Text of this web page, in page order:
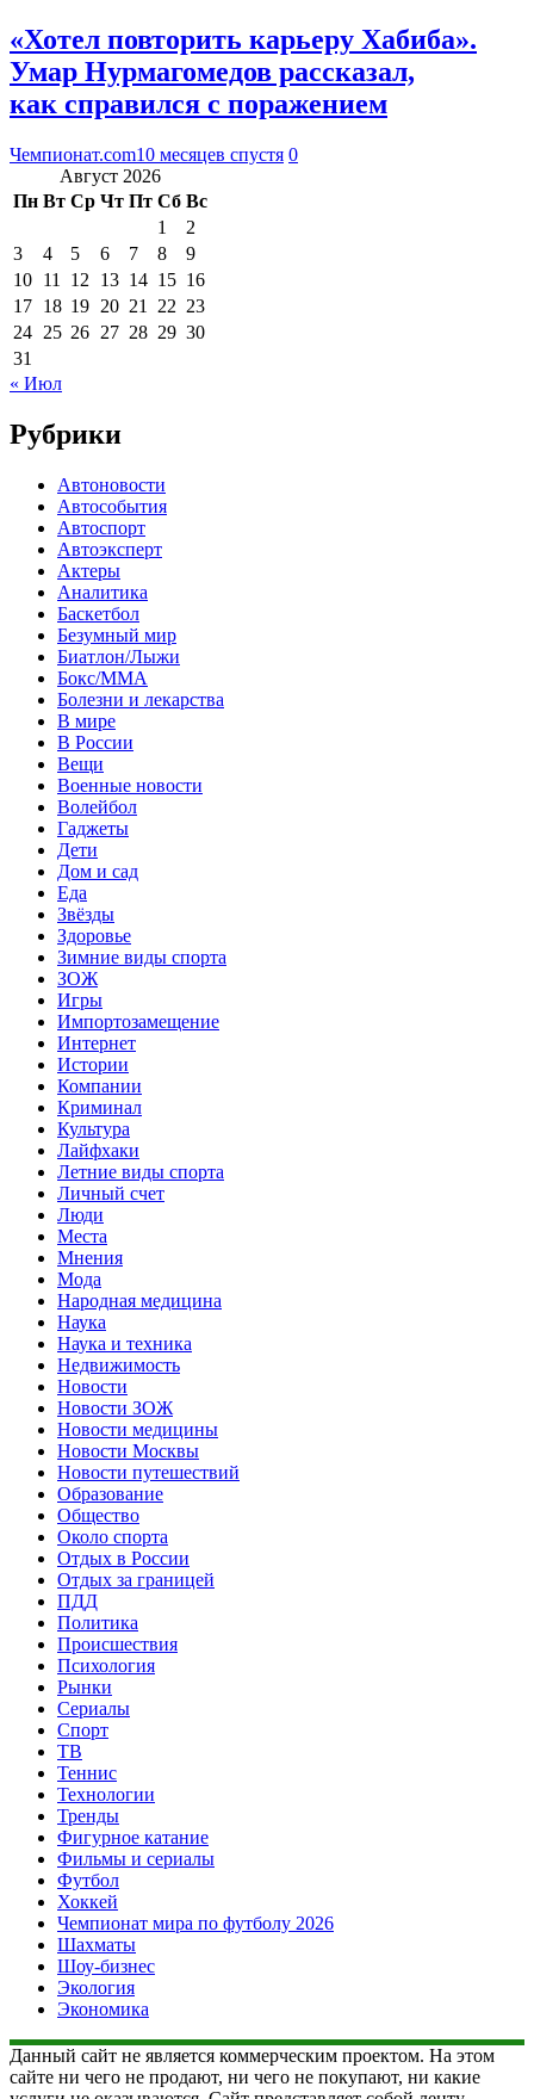
«Хотел повторить карьеру Хабиба».
Умар Нурмагомедов рассказал,
как справился с поражением
Чемпионат.com10 месяцев спустя 0
Август 2026
Пн Вт Ср Чт Пт Сб Вс
1
2
3
4 5 6 7 8
9
10 11 12 13 14 15 16
17 18 19 20 21 22 23
24 25 26 27 28 29 30
31
« Июл
Рубрики
Автоновости
Автособытия
Автоспорт
Автоэксперт
Актеры
Аналитика
Баскетбол
Безумный мир
Биатлон/Лыжи
Бокс/MMA
Болезни и лекарства
В мире
В России
Вещи
Военные новости
Волейбол
Гаджеты
Дети
Дом и сад
Еда
Звёзды
Здоровье
Зимние виды спорта
ЗОЖ
Игры
Импортозамещение
Интернет
Истории
Компании
Криминал
Культура
Лайфхаки
Летние виды спорта
Личный счет
Люди
Места
Мнения
Мода
Народная медицина
Наука
Наука и техника
Недвижимость
Новости
Новости ЗОЖ
Новости медицины
Новости Москвы
Новости путешествий
Образование
Общество
Около спорта
Отдых в России
Отдых за границей
ПДД
Политика
Происшествия
Психология
Рынки
Сериалы
Спорт
ТВ
Теннис
Технологии
Тренды
Фигурное катание
Фильмы и сериалы
Футбол
Хоккей
Чемпионат мира по футболу 2026
Шахматы
Шоу-бизнес
Экология
Экономика
Данный сайт не является коммерческим проектом. На этом
сайте ни чего не продают, ни чего не покупают, ни какие